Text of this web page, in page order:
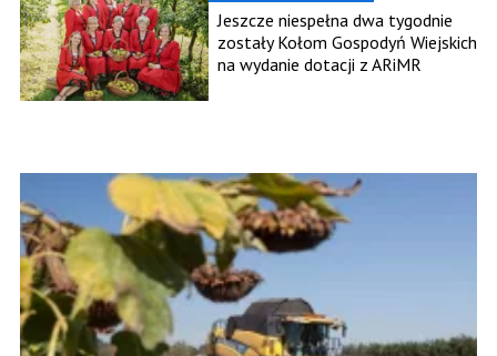
Jeszcze niespełna dwa tygodnie
zostały Kołom Gospodyń Wiejskich
na wydanie dotacji z ARiMR